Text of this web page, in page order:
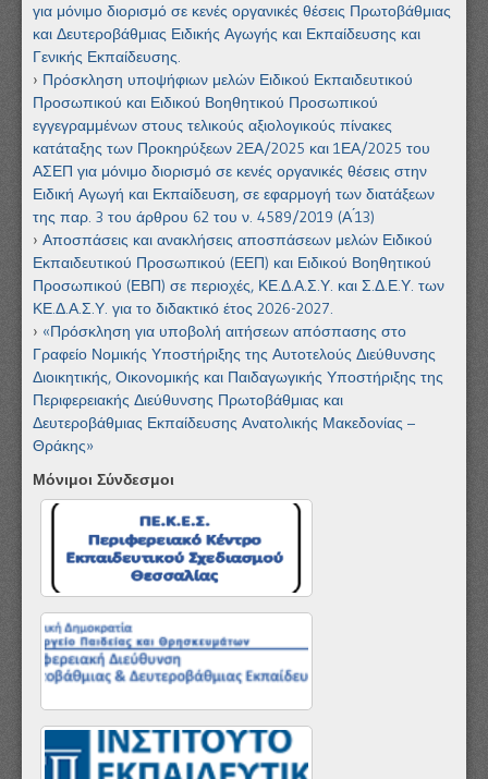
για μόνιμο διορισμό σε κενές οργανικές θέσεις Πρωτοβάθμιας
και Δευτεροβάθμιας Ειδικής Αγωγής και Εκπαίδευσης και
Γενικής Εκπαίδευσης.
Πρόσκληση υποψήφιων μελών Ειδικού Εκπαιδευτικού
Προσωπικού και Ειδικού Βοηθητικού Προσωπικού
εγγεγραμμένων στους τελικούς αξιολογικούς πίνακες
κατάταξης των Προκηρύξεων 2ΕΑ/2025 και 1ΕΑ/2025 του
ΑΣΕΠ για μόνιμο διορισμό σε κενές οργανικές θέσεις στην
Ειδική Αγωγή και Εκπαίδευση, σε εφαρμογή των διατάξεων
της παρ. 3 του άρθρου 62 του ν. 4589/2019 (Α ́13)
Αποσπάσεις και ανακλήσεις αποσπάσεων μελών Ειδικού
Εκπαιδευτικού Προσωπικού (ΕΕΠ) και Ειδικού Βοηθητικού
Προσωπικού (ΕΒΠ) σε περιοχές, ΚΕ.Δ.Α.Σ.Υ. και Σ.Δ.Ε.Υ. των
ΚΕ.Δ.Α.Σ.Υ. για το διδακτικό έτος 2026-2027.
«Πρόσκληση για υποβολή αιτήσεων απόσπασης στο
Γραφείο Νομικής Υποστήριξης της Αυτοτελούς Διεύθυνσης
Διοικητικής, Οικονομικής και Παιδαγωγικής Υποστήριξης της
Περιφερειακής Διεύθυνσης Πρωτοβάθμιας και
Δευτεροβάθμιας Εκπαίδευσης Ανατολικής Μακεδονίας –
Θράκης»
Μόνιμοι Σύνδεσμοι